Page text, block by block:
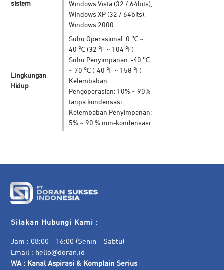
sistem
Windows Vista (32 / 64bits),
Windows XP (32 / 64bits),
Windows 2000
Lingkungan
Hidup
Suhu Operasional: 0 ℃ ~
40 ℃ (32 ℉ ~ 104 ℉)
Suhu Penyimpanan: -40 ℃
~ 70 ℃ (-40 ℉ ~ 158 ℉)
Kelembaban
Pengoperasian: 10% ~ 90%
tanpa kondensasi
Kelembaban Penyimpanan:
5% ~ 90 % non-kondensasi
Silakan Hubungi Kami :
Jam : 08:00 - 16:00 (Senin - Sabtu)
Email : hello@doran.id
WA : Kanal Aspirasi & Komplain Serius